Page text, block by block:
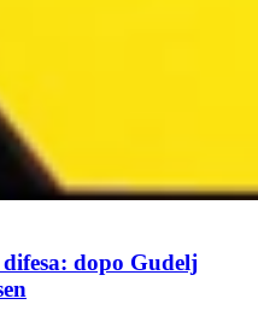
dopo Gudelj